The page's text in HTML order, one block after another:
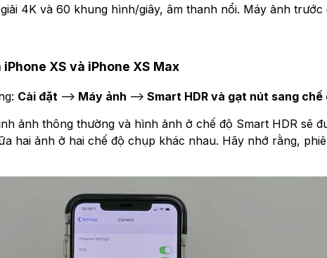
4K và 60 khung hình/giây, âm thanh nổi. Máy ảnh
XS và iPhone XS Max
Cài đặt --> Máy ảnh --> Smart HDR và gạt nút sang chế
ảnh thông thường và hình ảnh ở chế độ Smart HDR sẽ
hai ảnh ở hai chế độ chụp khác nhau. Hãy nhớ rằng,